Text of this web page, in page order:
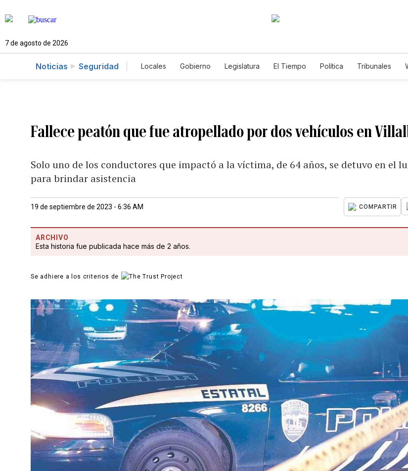
7 de agosto de 2026
Noticias Seguridad Locales Gobierno Legislatura El Tiempo Política Tribunales
Fallece peatón que fue atropellado por dos vehículos en
Solo uno de los conductores que impactó a la víctima, de 64 años, se detuvo en el
para brindar asistencia
19 de septiembre de 2023 - 6:36 AM COMPARTIR
ARCHIVO
Esta historia fue publicada hace más de 2 años.
Se adhiere a los criterios de